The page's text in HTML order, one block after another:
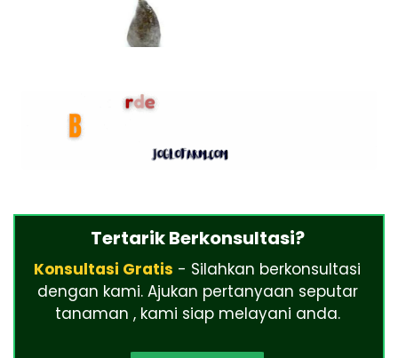
Tertarik Berkonsultasi?
Konsultasi Gratis - Silahkan berkonsultasi
dengan kami. Ajukan pertanyaan seputar
tanaman , kami siap melayani anda.